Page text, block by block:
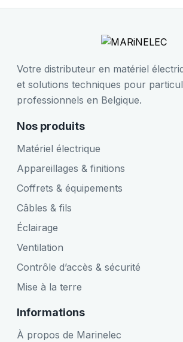
Votre distributeur en matériel
et solutions techniques pour
professionnels en Belgique.
Nos produits
Matériel électrique
Appareillages & finitions
Coffrets & équipements
Câbles & fils
Éclairage
Ventilation
Contrôle d’accès & sécurité
Mise à la terre
Informations
À propos de Marinelec